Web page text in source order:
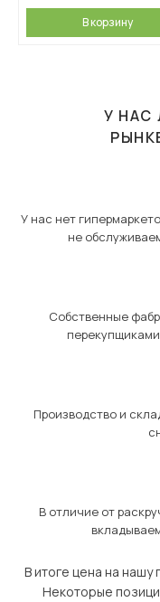
В корзину
У НАС
У нас нет
не
Собственные
Производство и
В отличие от
В итоге цена на нашу
Некоторые